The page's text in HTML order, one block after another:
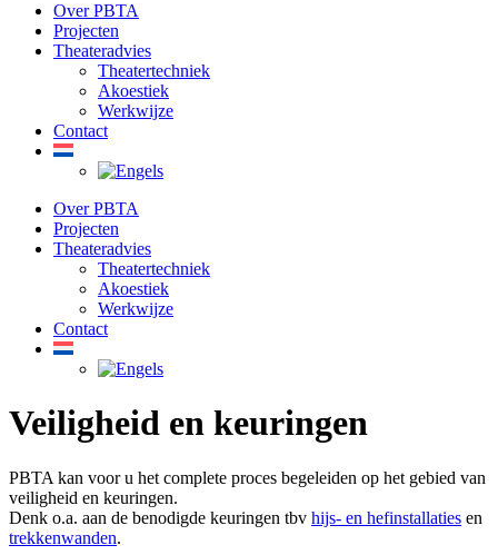
Over PBTA
Projecten
Theateradvies
Theatertechniek
Akoestiek
Werkwijze
Contact
Over PBTA
Projecten
Theateradvies
Theatertechniek
Akoestiek
Werkwijze
Contact
Veiligheid en keuringen
PBTA kan voor u het complete proces begeleiden op het gebied van
veiligheid en keuringen.
Denk o.a. aan de benodigde keuringen tbv hijs- en hefinstallaties en
trekkenwanden.